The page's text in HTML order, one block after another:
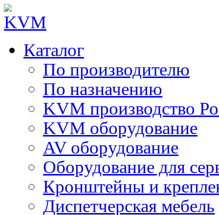
Каталог
По производителю
По назначению
KVM производство
KVM оборудование
AV оборудование
Оборудование для
Кронштейны и
Диспетчерская мебель